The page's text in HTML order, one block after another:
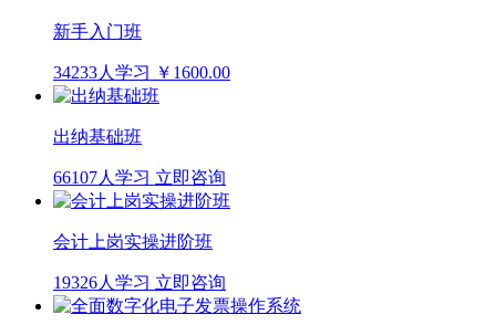
新手入门班
34233人学习 ￥1600.00
出纳基础班
66107人学习 立即咨询
会计上岗实操进阶班
19326人学习 立即咨询